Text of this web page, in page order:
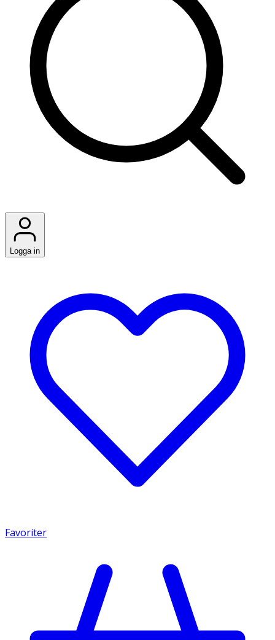
Logga in
Favoriter